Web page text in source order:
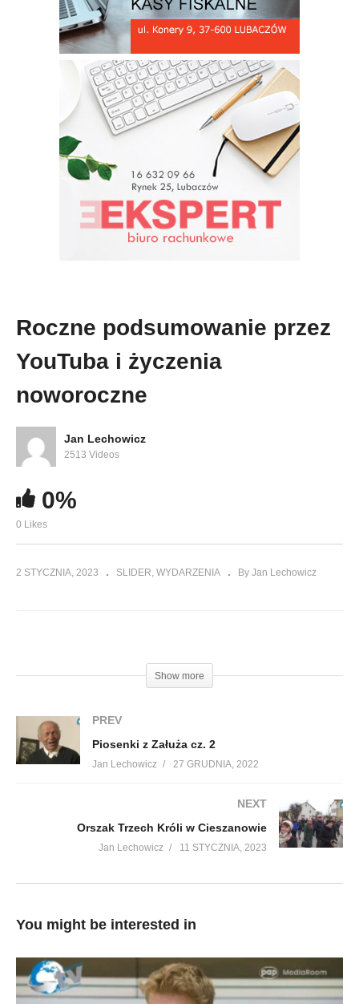
Piosenki z Załuża
Roczne podsumowanie przez
YouTuba i życzenia
noworoczne
Jan Lechowicz
2513 Videos
0%
0 Likes
2 STYCZNIA, 2023 SLIDER WYDARZENIA By Jan Lechowicz
Show more
PREV
Piosenki z Załuża cz. 2
Jan Lechowicz 27 GRUDNIA, 2022
NEXT
Orszak Trzech Króli w Cieszanowie
Jan Lechowicz 11 STYCZNIA, 2023
You might be interested in